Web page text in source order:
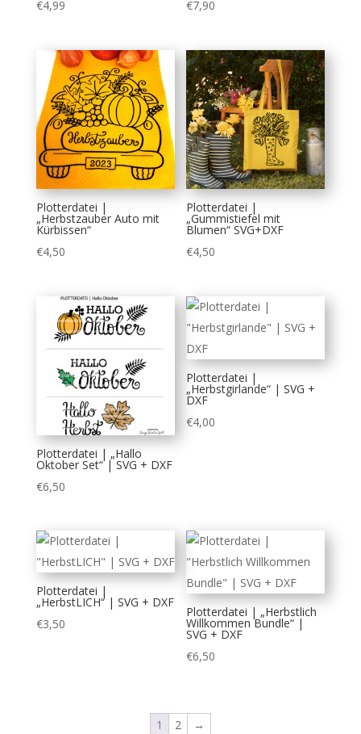
€4,99
€7,90
Plotterdatei |
„Herbstzauber Auto mit
Kürbissen“
€4,50
Plotterdatei |
„Gummistiefel mit
Blumen“ SVG+DXF
€4,50
Plotterdatei | „Hallo
Oktober Set“ | SVG + DXF
€6,50
Plotterdatei |
„Herbstgirlande“ | SVG +
DXF
€4,00
Plotterdatei |
„HerbstLICH“ | SVG + DXF
€3,50
Plotterdatei | „Herbstlich
Willkommen Bundle“ |
SVG + DXF
€6,50
1 2 →